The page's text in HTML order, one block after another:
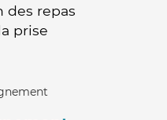
des repas
prise